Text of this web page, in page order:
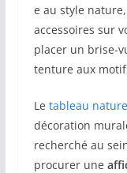
e au style
accessoires sur
placer un brise-
tenture aux
Le tableau nature
décoration
recherché au
procurer une